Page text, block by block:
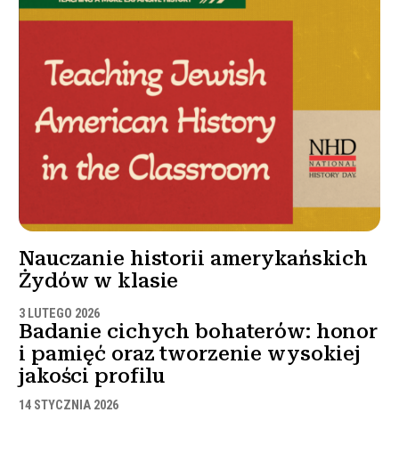
Nauczanie historii amerykańskich
Żydów w klasie
3 LUTEGO 2026
Badanie cichych bohaterów: honor
i pamięć oraz tworzenie wysokiej
jakości profilu
14 STYCZNIA 2026